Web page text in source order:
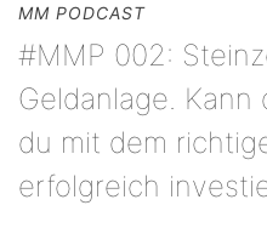
MM PODCAST
#MMP 002:
Geldanlage. Kann
du mit dem
erfolgreich